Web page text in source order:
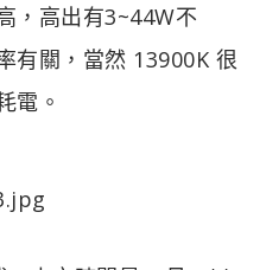
，高出有3~44W不
有關，當然 13900K 很
電。